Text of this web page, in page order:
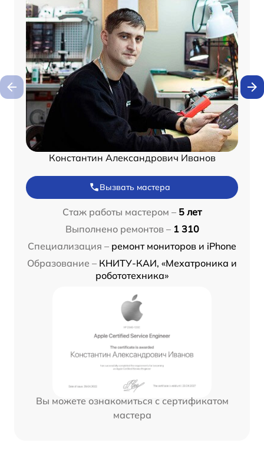
Константин Александрович Иванов
Вызвать мастера
Стаж работы мастером – 5 лет
Выполнено ремонтов – 1 310
Специализация – ремонт мониторов и iPhone
Образование – КНИТУ-КАИ, «Мехатроника и
робототехника»
Вы можете ознакомиться с сертификатом
мастера